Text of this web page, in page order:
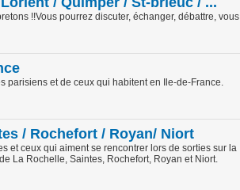
!!Vous pourrez discuter, échanger, débattre, vous
parisiens et de ceux qui habitent en Ile-de-France.
/ Rochefort / Royan/ Niort
et ceux qui aiment se rencontrer lors de sorties sur la
La Rochelle, Saintes, Rochefort, Royan et Niort.